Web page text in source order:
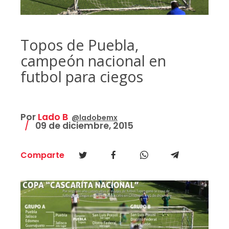
Topos de Puebla,
campeón nacional en
futbol para ciegos
Por Lado B @ladobemx
09 de diciembre, 2015
Comparte